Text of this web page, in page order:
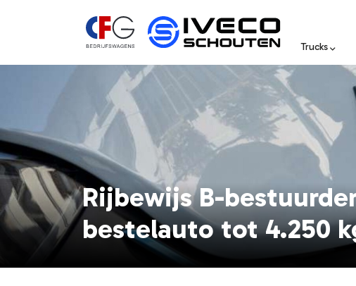
Trucks
Rijbewijs B-
bestelauto tot 4.250